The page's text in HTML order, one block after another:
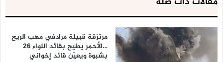
مرتزقة قبيلة مرادفي مهب الريح
…الأحمر يطيح بقائد اللواء 26
بشبوة ويعيّن قائد إخواني